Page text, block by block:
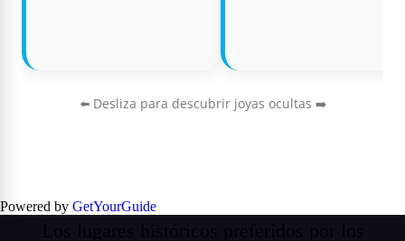
⬅️ Desliza para descubrir joyas ocultas ➡️
Powered by GetYourGuide